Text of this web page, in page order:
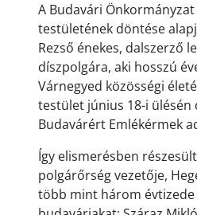
A Budavári
testületének döntése
Rezső énekes, dalszerző
díszpolgára, aki hosszú
Várnegyed közösségi
testület június 18-i
Budavárért Emlékérmek
Így elismerésben
polgárőrség vezetője,
több mint három évtizede